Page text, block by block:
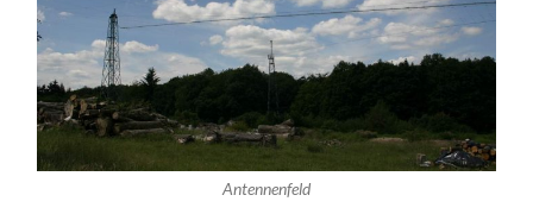
Antennenfeld